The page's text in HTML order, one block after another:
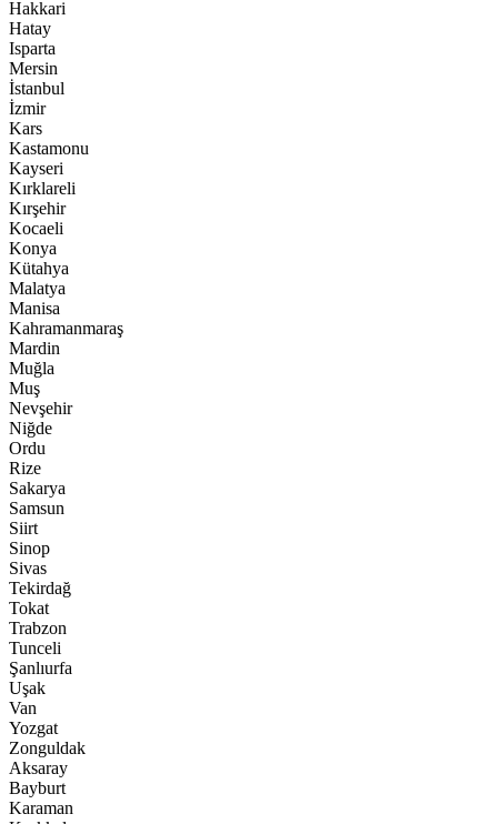
Hakkari
Hatay
Isparta
Mersin
İstanbul
İzmir
Kars
Kastamonu
Kayseri
Kırklareli
Kırşehir
Kocaeli
Konya
Kütahya
Malatya
Manisa
Kahramanmaraş
Mardin
Muğla
Muş
Nevşehir
Niğde
Ordu
Rize
Sakarya
Samsun
Siirt
Sinop
Sivas
Tekirdağ
Tokat
Trabzon
Tunceli
Şanlıurfa
Uşak
Van
Yozgat
Zonguldak
Aksaray
Bayburt
Karaman